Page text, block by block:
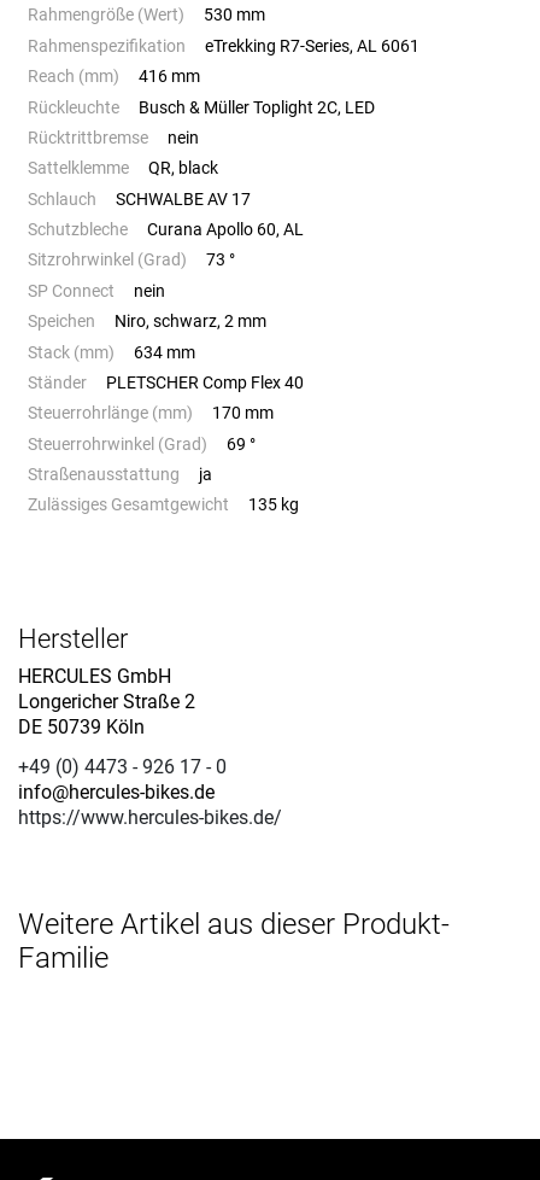
Rahmengröße (Wert)
530 mm
Rahmenspezifikation
eTrekking R7-Series, AL 6061
Reach (mm)
416 mm
Rückleuchte
Busch & Müller Toplight 2C, LED
Rücktrittbremse
nein
Sattelklemme
QR, black
Schlauch
SCHWALBE AV 17
Schutzbleche
Curana Apollo 60, AL
Sitzrohrwinkel (Grad)
73 °
SP Connect
nein
Speichen
Niro, schwarz, 2 mm
Stack (mm)
634 mm
Ständer
PLETSCHER Comp Flex 40
Steuerrohrlänge (mm)
170 mm
Steuerrohrwinkel (Grad)
69 °
Straßenausstattung
ja
Zulässiges Gesamtgewicht
135 kg
Hersteller
HERCULES GmbH
Longericher Straße 2
DE 50739 Köln
+49 (0) 4473 - 926 17 - 0
info@hercules-bikes.de
https://www.hercules-bikes.de/
Weitere Artikel aus dieser Produkt-
Familie